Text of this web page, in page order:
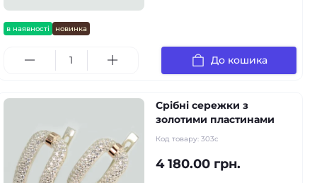
в наявності новинка
До кошика
Срібні сережки з
золотими пластинами
Код товару: 303c
4 180.00 грн.